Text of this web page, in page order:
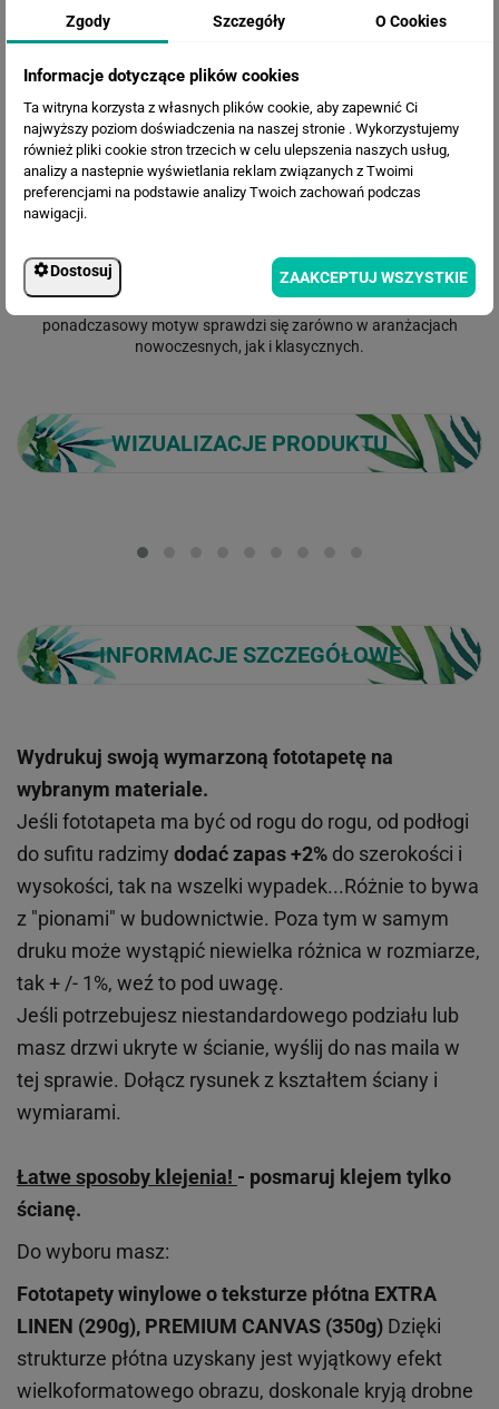
Elegancka fototapeta z tropikalnymi liśćmi na głębokim, czarnym
tle tworzy efekt glamour z nutą art déco. Realistyczne liście
monstery, palmy, bananowca i paproci nadają ścianie wyrazistości i
rolę luksusowego akcentu. Ciemne tło podkreśla złote detale i
świetnie łączy się z drewnem, marmurem oraz czernią i bielą.
ponadczasowy motyw sprawdzi się zarówno w aranżacjach
nowoczesnych, jak i klasycznych.
WIZUALIZACJE PRODUKTU
INFORMACJE SZCZEGÓŁOWE
Wydrukuj swoją wymarzoną fototapetę na
wybranym materiale.
Jeśli fototapeta ma być od rogu do rogu, od podłogi
do sufitu radzimy dodać zapas +2% do szerokości i
wysokości, tak na wszelki wypadek...Różnie to bywa
z "pionami" w budownictwie. Poza tym w samym
druku może wystąpić niewielka różnica w rozmiarze,
tak + /- 1%, weź to pod uwagę.
Jeśli potrzebujesz niestandardowego podziału lub
masz drzwi ukryte w ścianie, wyślij do nas maila w
tej sprawie. Dołącz rysunek z kształtem ściany i
wymiarami.
Łatwe sposoby klejenia! - posmaruj klejem tylko
ścianę.
Do wyboru masz:
Fototapety winylowe oteksturze płótna EXTRA
LINEN (290g), PREMIUM CANVAS (350g) Dzięki
strukturze płótna uzyskany jest wyjątkowy efekt
wielkoformatowego obrazu, doskonale kryją drobne
Zgody Szczegóły O Cookies
Informacje dotyczące plików cookies
Ta witryna korzysta z własnych plików cookie, aby zapewnić Ci
najwyższy poziom doświadczenia na naszej stronie . Wykorzystujemy
również pliki cookie stron trzecich w celu ulepszenia naszych usług,
analizy a nastepnie wyświetlania reklam związanych z Twoimi
preferencjami na podstawie analizy Twoich zachowań podczas
nawigacji.
Dostosuj ZAAKCEPTUJ WSZYSTKIE